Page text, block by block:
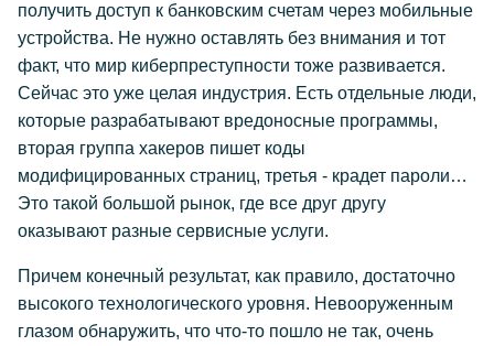
получить доступ к банковским счетам через мобильные
устройства. Не нужно оставлять без внимания и тот
факт, что мир киберпреступности тоже развивается.
Сейчас это уже целая индустрия. Есть отдельные люди,
которые разрабатывают вредоносные программы,
вторая группа хакеров пишет коды
модифицированных страниц, третья - крадет пароли…
Это такой большой рынок, где все друг другу
оказывают разные сервисные услуги.
Причем конечный результат, как правило, достаточно
высокого технологического уровня. Невооруженным
глазом обнаружить, что что-то пошло не так, очень